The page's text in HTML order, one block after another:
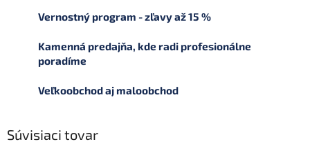
Vernostný program - zľavy až 15 %
Kamenná predajňa, kde radi profesionálne
poradíme
Veľkoobchod aj maloobchod
Súvisiaci tovar